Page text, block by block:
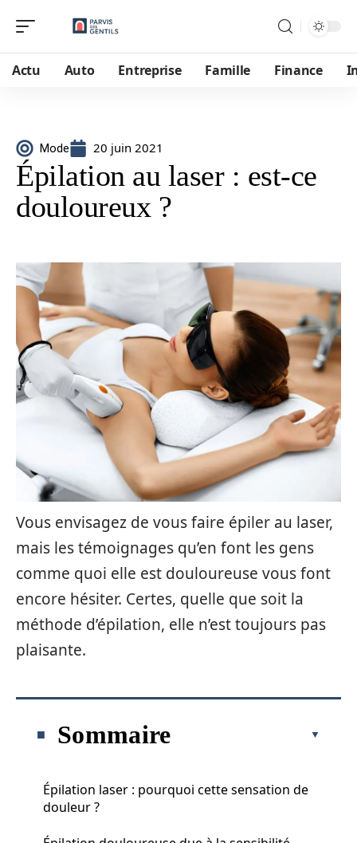
Actu Auto Entreprise Famille Finance
Mode 20 juin 2021
Épilation au laser : est-ce
douloureux ?
Vous envisagez de vous faire épiler au laser,
mais les témoignages qu’en font les gens
comme quoi elle est douloureuse vous font
encore hésiter. Certes, quelle que soit la
méthode d’épilation, elle n’est toujours pas
plaisante.
Sommaire
Épilation laser : pourquoi cette sensation de
douleur ?